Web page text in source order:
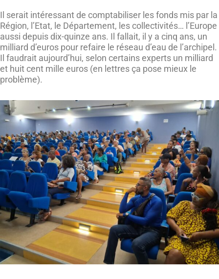
Il serait intéressant de comptabiliser les fonds mis par la
Région, l’Etat, le Département, les collectivités… l’Europe
aussi depuis dix-quinze ans. Il fallait, il y a cinq ans, un
milliard d’euros pour refaire le réseau d’eau de l’archipel.
Il faudrait aujourd’hui, selon certains experts un milliard
et huit cent mille euros (en lettres ça pose mieux le
problème).